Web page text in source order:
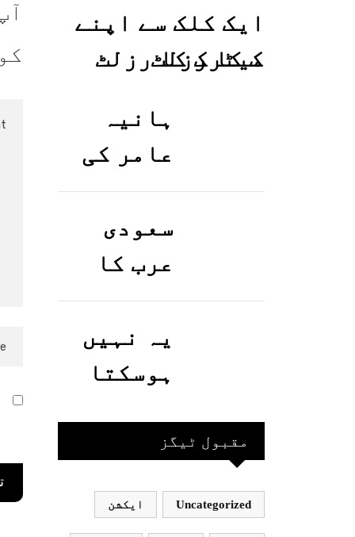
ایک کلک سے اپنے
میٹرک کا رزلٹ
ہانیہ
عامر کی
بہن ایشا
عامر کی
بولڈ
تصاویر
وائرل ہو
گئیں
سعودی
عرب کا
ورک ویزا
کیسے
حاصل کیا
ہے؟جانیے
یہ نہیں
ہوسکتا
بھارت
کھیلے
مقبول ٹیگز
Uncategorized ایکشن
کو